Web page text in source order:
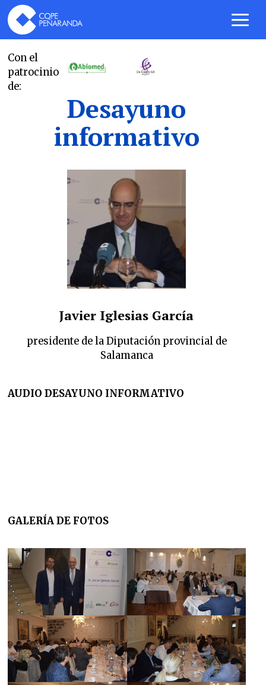
Con el
patrocinio
de:
Desayuno
informativo
Javier Iglesias García
presidente de la Diputación provincial de
Salamanca
AUDIO DESAYUNO INFORMATIVO
GALERÍA DE FOTOS